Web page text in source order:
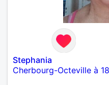
Stephania
Cherbourg-Octeville à